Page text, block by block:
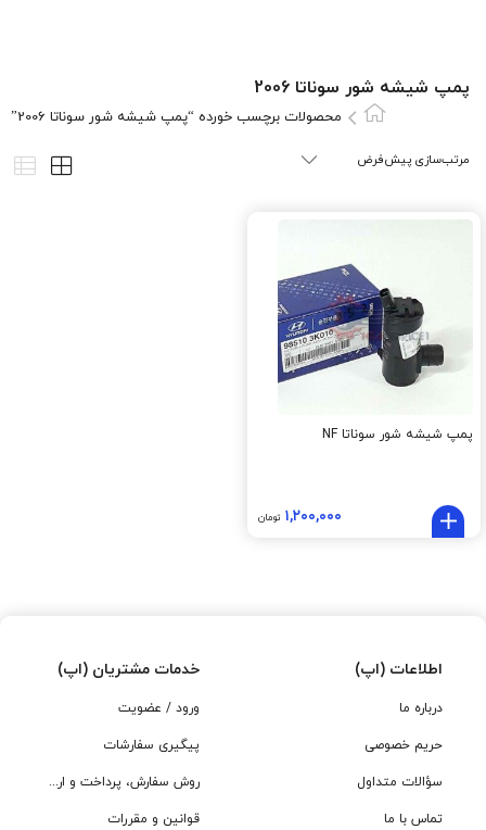
پمپ شیشه شور سوناتا 2006
محصولات برچسب خورده “پمپ شیشه شور سوناتا 2006”
پمپ شیشه شور سوناتا NF
۱,۲۰۰,۰۰۰ تومان
اطلاعات (اپ)
درباره ما
حریم خصوصی
سؤالات متداول
تماس با ما
خدمات مشتریان (اپ)
ورود / عضویت
پیگیری سفارشات
روش سفارش، پرداخت و ارسال
قوانین و مقررات